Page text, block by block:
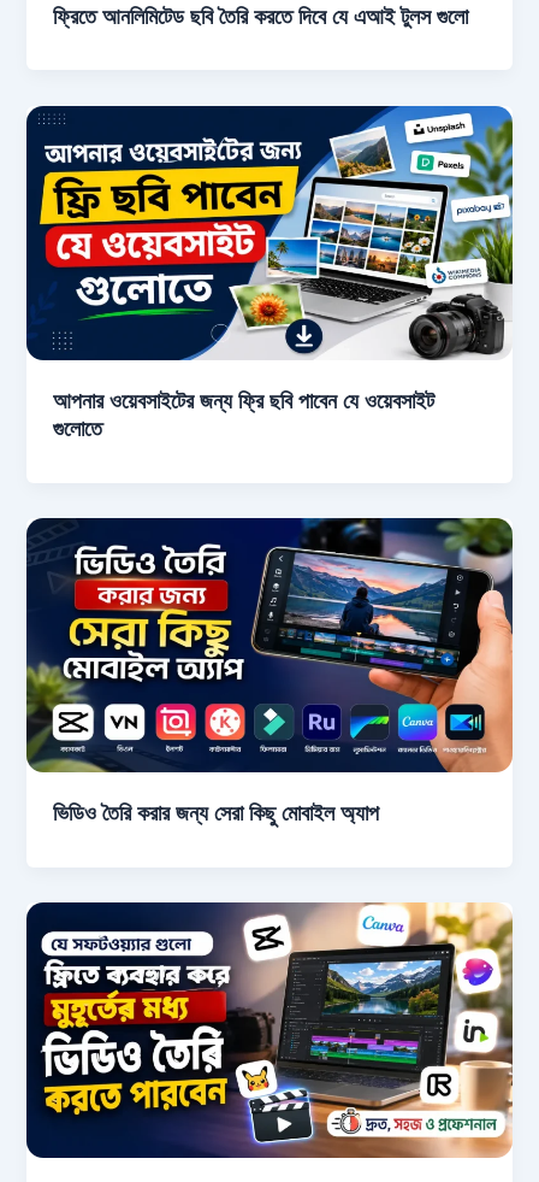
ফ্রিতে আনলিমিটেড ছবি তৈরি করতে দিবে যে এআই টুলস গুলো
আপনার ওয়েবসাইটের জন্য ফ্রি ছবি পাবেন যে ওয়েবসাইট
গুলোতে
ভিডিও তৈরি করার জন্য সেরা কিছু মোবাইল অ্যাপ